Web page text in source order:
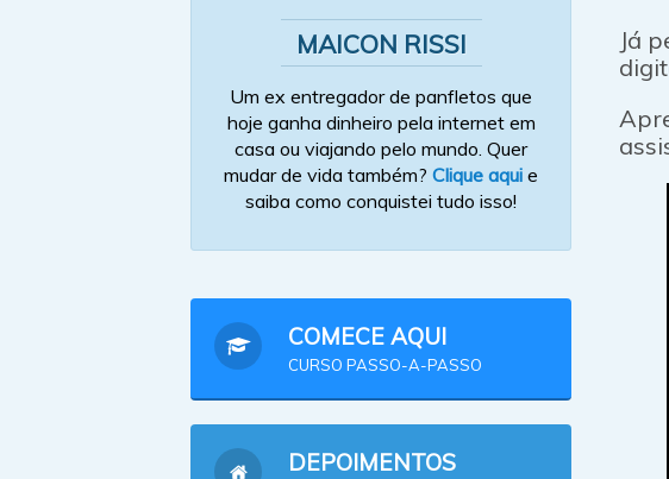
Já
MAICON RISSI
Um ex entregador de panfletos que
hoje ganha dinheiro pela internet em
casa ou viajando pelo mundo. Quer
mudar de vida também? Clique aqui e
saiba como conquistei tudo isso!
COMECE AQUI
CURSO PASSO-A-PASSO
DEPOIMENTOS